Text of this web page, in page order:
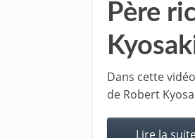
Père
Dans cette
de Robert
Lire la